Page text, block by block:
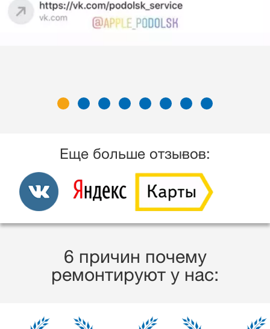
Еще больше отзывов:
6 причин почему
ремонтируют у нас: